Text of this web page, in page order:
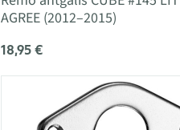
AGREE (2012–2015)
18,95 €